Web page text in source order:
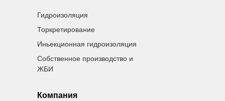
Компания
Гидроизоляция
Торкретирование
Иньекционная гидроизоляция
Собственное производство и
ЖБИ